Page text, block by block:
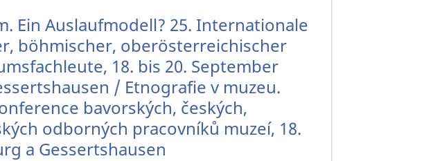
Ein Auslaufmodell? 25. Internationale
böhmischer, oberösterreichischer
18. bis 20. September
/ Etnografie v muzeu.
bavorských, českých,
odborných pracovníků muzeí, 18.
a Gessertshausen